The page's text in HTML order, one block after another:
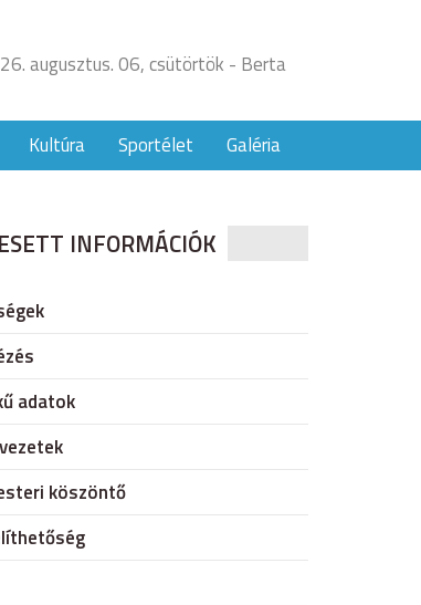
augusztus. 06, csütörtök - Berta
Kultúra Sportélet Galéria
INFORMÁCIÓK
adatok
köszöntő